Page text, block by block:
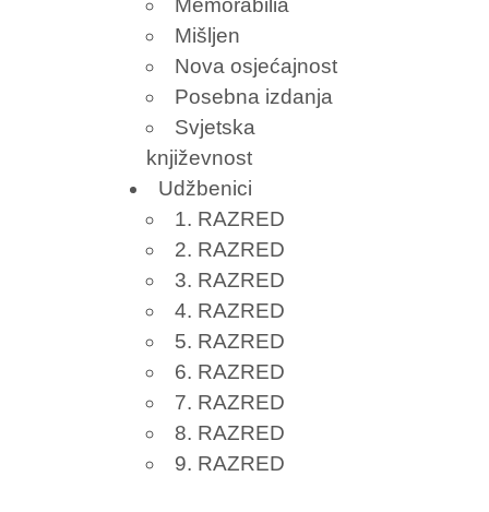
Memorabilia
Mišljen
Nova osjećajnost
Posebna izdanja
Svjetska
književnost
Udžbenici
1. RAZRED
2. RAZRED
3. RAZRED
4. RAZRED
5. RAZRED
6. RAZRED
7. RAZRED
8. RAZRED
9. RAZRED